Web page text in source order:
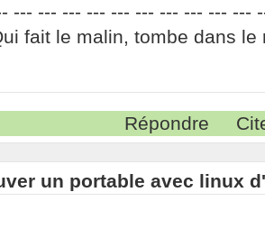
--- --- --- --- --- --- --- --- --- ---
fait le malin, tombe dans le
Répondre
un portable avec linux